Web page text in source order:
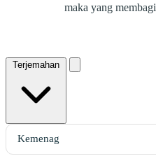
maka yang membagi
Terjemahan